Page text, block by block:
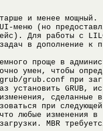
и менее мощный.
меню (но
Для работы с
в дополнение к
проще в
умен, чтобы
grub.conf при
установить GRUB,
сделанные
при
любые изменения
MBR